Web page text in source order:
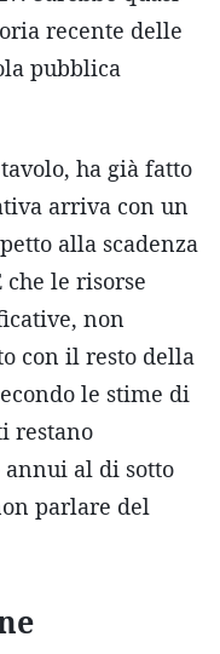
recente delle
pubblica
ha già fatto
arriva con un
alla scadenza
le risorse
non
con il resto della
le stime di
restano
al di sotto
parlare del